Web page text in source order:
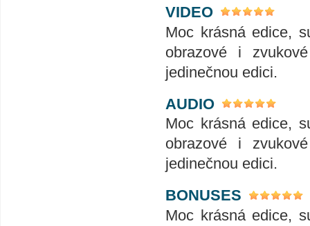
VIDEO
Moc krásná edice,
obrazové i
jedinečnou edici.
AUDIO
Moc krásná edice,
obrazové i
jedinečnou edici.
BONUSES
Moc krásná edice,